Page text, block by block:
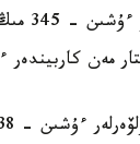
دەيىن؛